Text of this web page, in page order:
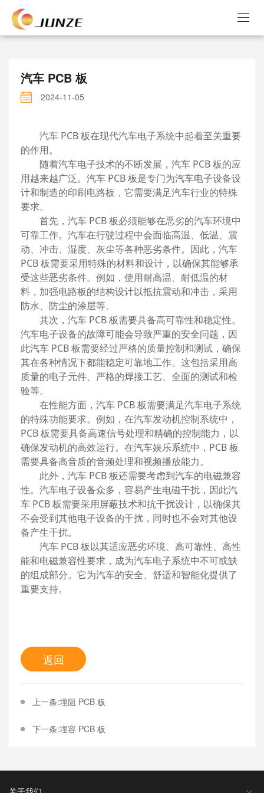
汽车 PCB 板
2024-11-05
汽车 PCB 板在现代汽车电子系统中起着至关重要
的作用。
随着汽车电子技术的不断发展，汽车 PCB 板的应
用越来越广泛。汽车 PCB 板是专门为汽车电子设备设
计和制造的印刷电路板，它需要满足汽车行业的特殊
要求。
首先，汽车 PCB 板必须能够在恶劣的汽车环境中
可靠工作。汽车在行驶过程中会面临高温、低温、震
动、冲击、湿度、灰尘等各种恶劣条件。因此，汽车
PCB 板需要采用特殊的材料和设计，以确保其能够承
受这些恶劣条件。例如，使用耐高温、耐低温的材
料，加强电路板的结构设计以抵抗震动和冲击，采用
防水、防尘的涂层等。
其次，汽车 PCB 板需要具备高可靠性和稳定性。
汽车电子设备的故障可能会导致严重的安全问题，因
此汽车 PCB 板需要经过严格的质量控制和测试，确保
其在各种情况下都能稳定可靠地工作。这包括采用高
质量的电子元件、严格的焊接工艺、全面的测试和检
验等。
在性能方面，汽车 PCB 板需要满足汽车电子系统
的特殊功能要求。例如，在汽车发动机控制系统中，
PCB 板需要具备高速信号处理和精确的控制能力，以
确保发动机的高效运行。在汽车娱乐系统中，PCB 板
需要具备高音质的音频处理和视频播放能力。
此外，汽车 PCB 板还需要考虑到汽车的电磁兼容
性。汽车电子设备众多，容易产生电磁干扰，因此汽
车 PCB 板需要采用屏蔽技术和抗干扰设计，以确保其
不会受到其他电子设备的干扰，同时也不会对其他设
备产生干扰。
汽车 PCB 板以其适应恶劣环境、高可靠性、高性
能和电磁兼容性要求，成为汽车电子系统中不可或缺
的组成部分。它为汽车的安全、舒适和智能化提供了
重要支持。
返回
上一条:埋阻 PCB 板
下一条:埋容 PCB 板